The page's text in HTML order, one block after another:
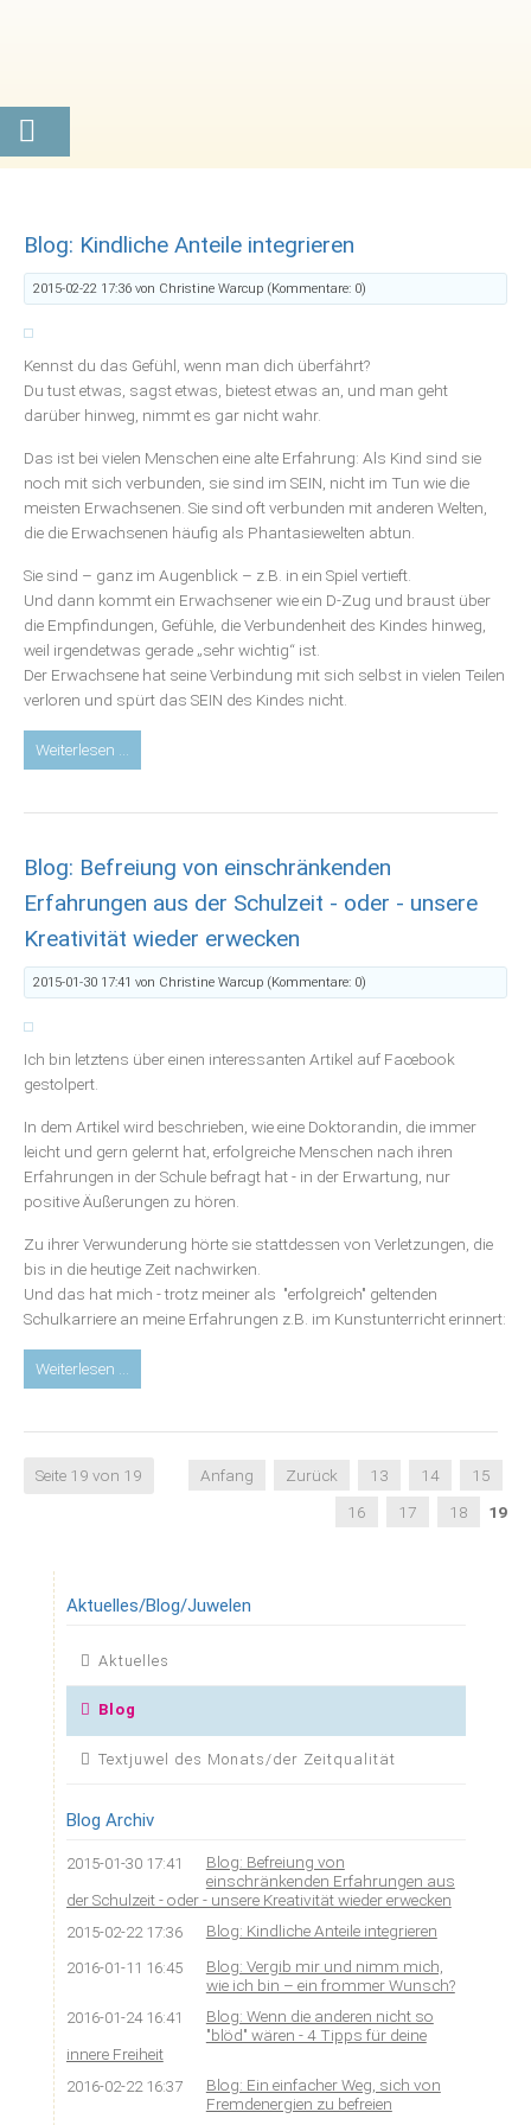
Blog: Kindliche Anteile integrieren
2015-02-22 17:36 von Christine Warcup (Kommentare: 0)
Kennst du das Gefühl, wenn man dich überfährt?
Du tust etwas, sagst etwas, bietest etwas an, und man geht
darüber hinweg, nimmt es gar nicht wahr.
Das ist bei vielen Menschen eine alte Erfahrung: Als Kind sind sie
noch mit sich verbunden, sie sind im SEIN, nicht im Tun wie die
meisten Erwachsenen. Sie sind oft verbunden mit anderen Welten,
die die Erwachsenen häufig als Phantasiewelten abtun.
Sie sind – ganz im Augenblick – z.B. in ein Spiel vertieft.
Und dann kommt ein Erwachsener wie ein D-Zug und braust über
die Empfindungen, Gefühle, die Verbundenheit des Kindes hinweg,
weil irgendetwas gerade „sehr wichtig“ ist.
Der Erwachsene hat seine Verbindung mit sich selbst in vielen Teilen
verloren und spürt das SEIN des Kindes nicht.
Weiterlesen …
Kindliche
Blog: Befreiung von einschränkenden
Erfahrungen aus der Schulzeit - oder - unsere
Kreativität wieder erwecken
2015-01-30 17:41 von Christine Warcup (Kommentare: 0)
Ich bin letztens über einen interessanten Artikel auf Facebook
gestolpert.
In dem Artikel wird beschrieben, wie eine Doktorandin, die immer
leicht und gern gelernt hat, erfolgreiche Menschen nach ihren
Erfahrungen in der Schule befragt hat - in der Erwartung, nur
positive Äußerungen zu hören.
Zu ihrer Verwunderung hörte sie stattdessen von Verletzungen, die
bis in die heutige Zeit nachwirken.
Und das hat mich - trotz meiner als "erfolgreich" geltenden
Schulkarriere an meine Erfahrungen z.B. im Kunstunterricht erinnert:
Weiterlesen …
Befreiung
Erfahrungen
-
Kreativität
wieder
erwecken
Seite 19 von 19 Anfang Zurück 13 14
15
16
17 18 19
Aktuelles/Blog/Juwelen
Navigation
Aktuelles
Blog
Textjuwel des Monats/der Zeitqualität
Blog Archiv
2015-01-30 17:41
Blog: Befreiung von
einschränkenden Erfahrungen aus
der Schulzeit - oder - unsere Kreativität wieder erwecken
2015-02-22 17:36 Blog: Kindliche Anteile integrieren
2016-01-11 16:45
Blog: Vergib mir und nimm mich,
wie ich bin – ein frommer Wunsch?
2016-01-24 16:41
Blog: Wenn die anderen nicht so
"blöd" wären - 4 Tipps für deine
innere Freiheit
2016-02-22 16:37
Blog: Ein einfacher Weg, sich von
Fremdenergien zu befreien